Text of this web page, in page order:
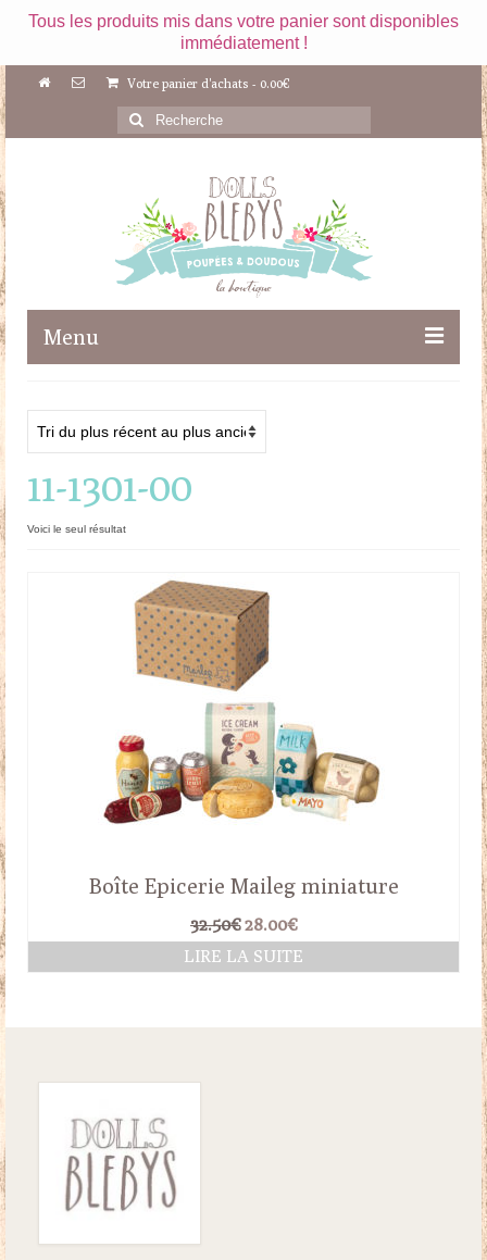
Tous les produits mis dans votre panier sont disponibles
immédiatement !
Votre panier d'achats - 0.00€
Rechercher
:
Menu
Maileg
Poupées
Doudous
Mobilier & Accessoires
11-1301-00
Voici le seul résultat
Boîte Epicerie Maileg miniature
32.50€ Le
prix
initial
28.00€Le
prix
actuel
LIRE LA SUITE